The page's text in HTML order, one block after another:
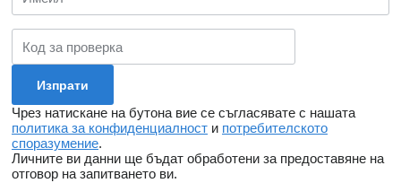
Чрез натискане на бутона вие се съгласявате с нашата
политика за конфиденциалност и потребителското
споразумение.
Личните ви данни ще бъдат обработени за предоставяне на
отговор на запитването ви.